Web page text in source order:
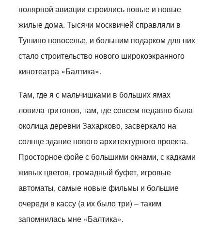
полярной авиации строились новые и новые
жилые дома. Тысячи москвичей справляли в
Тушино новоселье, и большим подарком для них
стало строительство нового широкоэкранного
кинотеатра «Балтика».
Там, где я с мальчишками в больших ямах
ловила тритонов, там, где совсем недавно была
околица деревни Захарково, засверкало на
солнце здание нового архитектурного проекта.
Просторное фойе с большими окнами, с кадками
живых цветов, громадный буфет, игровые
автоматы, самые новые фильмы и большие
очереди в кассу (а их было три) – таким
запомнилась мне «Балтика».